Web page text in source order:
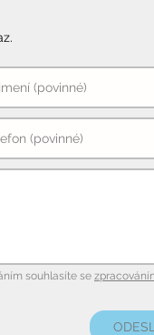
souhlasíte se